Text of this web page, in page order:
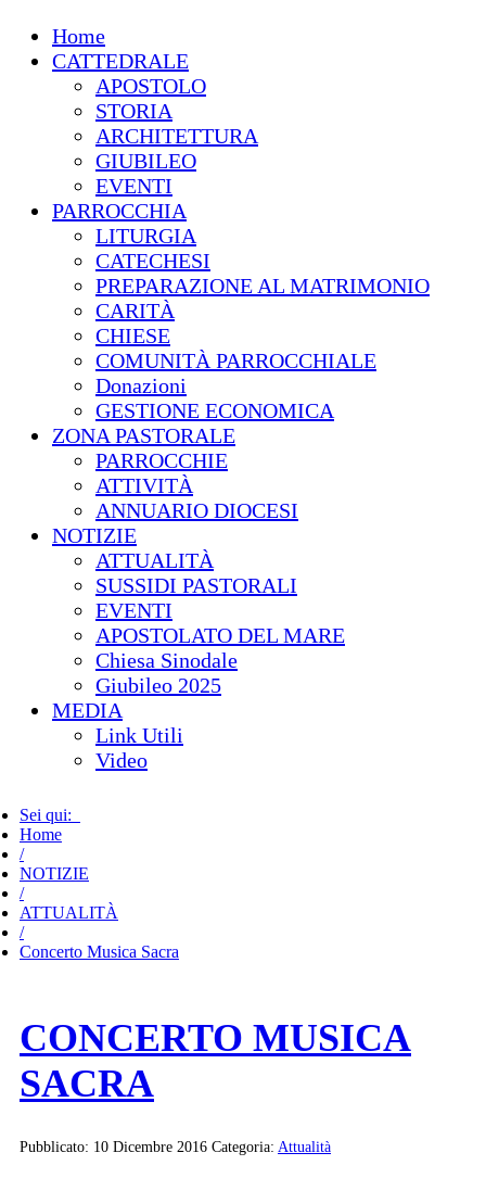
Home
CATTEDRALE
APOSTOLO
STORIA
ARCHITETTURA
GIUBILEO
EVENTI
PARROCCHIA
LITURGIA
CATECHESI
PREPARAZIONE AL MATRIMONIO
CARITÀ
CHIESE
COMUNITÀ PARROCCHIALE
Donazioni
GESTIONE ECONOMICA
ZONA PASTORALE
PARROCCHIE
ATTIVITÀ
ANNUARIO DIOCESI
NOTIZIE
ATTUALITÀ
SUSSIDI PASTORALI
EVENTI
APOSTOLATO DEL MARE
Chiesa Sinodale
Giubileo 2025
MEDIA
Link Utili
Video
Sei qui:
Home
/
NOTIZIE
/
ATTUALITÀ
/
Concerto Musica Sacra
CONCERTO MUSICA
SACRA
Pubblicato: 10 Dicembre 2016 Categoria: Attualità